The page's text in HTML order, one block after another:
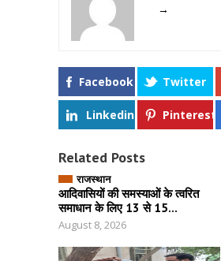
→
Facebook Twitter
Linkedin Pinterest
Related Posts
राजस्थान
आदिवासियों की समस्याओं के त्वरित
समाधान के लिए 13 से 15...
August 8, 2026